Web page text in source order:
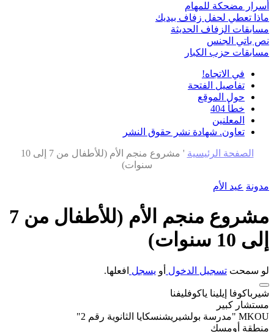
أسرار مضحكة للمهام
ماذا تعطي لحفل زفاف بيديك
مسابقات الزفاف الحديثة
نص باتي الجنس
مسابقات حزب الكبار
في الاتجاه!
تفاصيل الفتحة
حول الموقع
خطأ 404
المعلنين
تعاون. شهادة نشر حقوق النشر
الصفحة الرئيسية '
مشروع منجم الأم (للأطفال من 7 إلى 10
سنوات)
مدونة عيد الأم
مشروع منجم الأم (للأطفال من 7
إلى 10 سنوات)
لو سمحت تسجيل الدخول أو يسجل افعلها.
شيرباكوفا إيلينا ياكوفليفنا
مستشار كبير
MKOU "مدرسة بولشيريشنسكايا الثانوية رقم 2"
منطقة أومسك